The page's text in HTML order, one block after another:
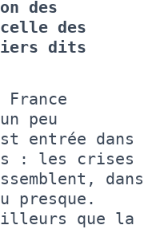
des
des
dits
France
peu
entrée dans
: les crises
dans
presque.
que la